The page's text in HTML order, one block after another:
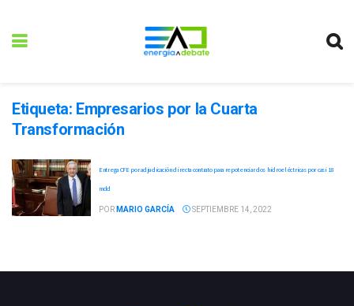
Etiqueta: Empresarios por la Cuarta
Transformación
Entrega CFE por adjudicación directa contrato para repotenciar dos hidroeléctricas por casi 18
mdd
POR MARIO GARCÍA SEPTIEMBRE 14, 2022